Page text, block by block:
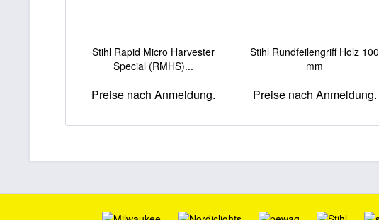
Stihl Rapid Micro Harvester
Special (RMHS)...
Preise nach Anmeldung.
Stihl Rundfeilengriff Holz 100
mm
Preise nach Anmeldung.